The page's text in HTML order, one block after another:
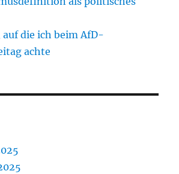
auf die ich beim AfD-
achte